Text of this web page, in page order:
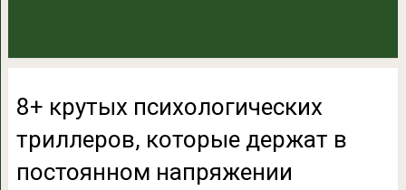
8+ крутых психологических
триллеров, которые держат в
постоянном напряжении